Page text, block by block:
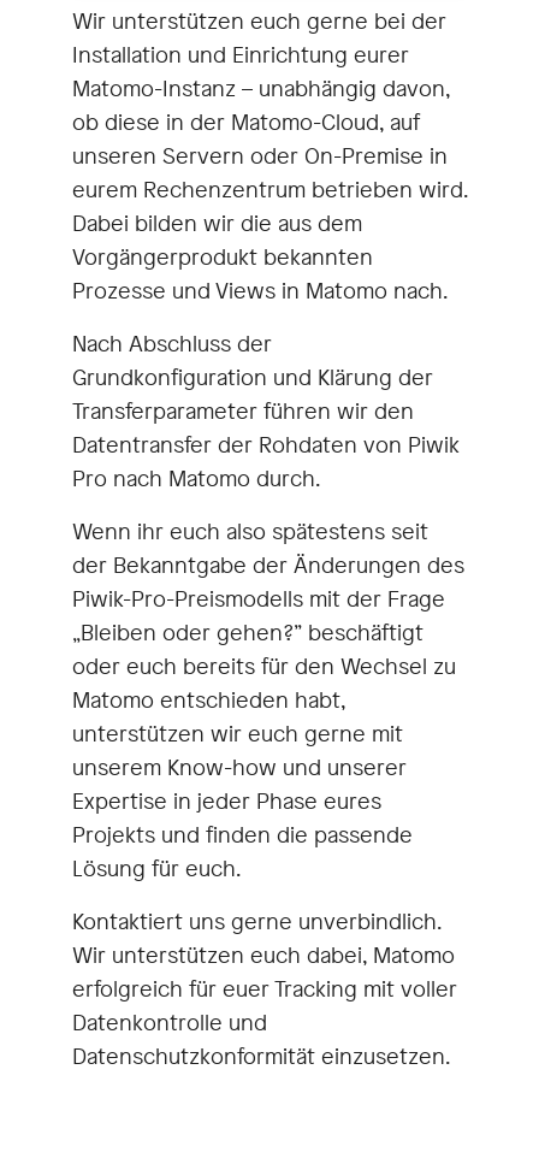
Unsere Spezialisten orientieren
sich an Ihren Anforderungen, wir
bieten Ihnen:Beratung &
KonzeptionImplementierung Migration
von Google Analytics oder Piwik
PRO zu MatomoHostingWorkshops
& Schulungen (Remote oder vor
Ort)
Wir unterstützen euch gerne bei der
Installation und Einrichtung eurer
Matomo-Instanz – unabhängig davon,
ob diese in der Matomo-Cloud, auf
unseren Servern oder On-Premise in
eurem Rechenzentrum betrieben wird.
Dabei bilden wir die aus dem
Vorgängerprodukt bekannten
Prozesse und Views in Matomo nach.
Nach Abschluss der
Grundkonfiguration und Klärung der
Transferparameter führen wir den
Datentransfer der Rohdaten von Piwik
Pro nach Matomo durch.
Wenn ihr euch also spätestens seit
der Bekanntgabe der Änderungen des
Piwik-Pro-Preismodells mit der Frage
„Bleiben oder gehen?” beschäftigt
oder euch bereits für den Wechsel zu
Matomo entschieden habt,
unterstützen wir euch gerne mit
unserem Know-how und unserer
Expertise in jeder Phase eures
Projekts und finden die passende
Lösung für euch.
Kontaktiert uns gerne unverbindlich.
Wir unterstützen euch dabei, Matomo
erfolgreich für euer Tracking mit voller
Datenkontrolle und
Datenschutzkonformität einzusetzen.